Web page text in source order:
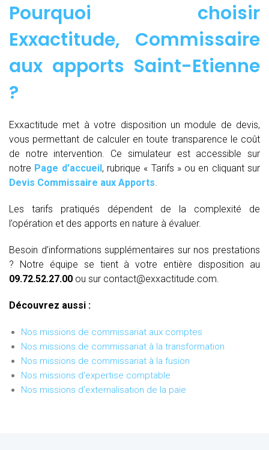
Pourquoi choisir
Exxactitude, Commissaire
aux apports Saint-Etienne
?
Exxactitude met à votre disposition un module de devis,
vous permettant de calculer en toute transparence le coût
de notre intervention. Ce simulateur est accessible sur
notre Page d’accueil, rubrique « Tarifs » ou en cliquant sur
Devis Commissaire aux Apports.
Les tarifs pratiqués dépendent de la complexité de
l’opération et des apports en nature à évaluer.
Besoin d’informations supplémentaires sur nos prestations
? Notre équipe se tient à votre entière disposition au
09.72.52.27.00 ou sur contact@exxactitude.com.
Découvrez aussi :
Nos missions de commissariat aux comptes
Nos missions de commissariat à la transformation
Nos missions de commissariat à la fusion
Nos missions d'expertise comptable
Nos missions d'externalisation de la paie